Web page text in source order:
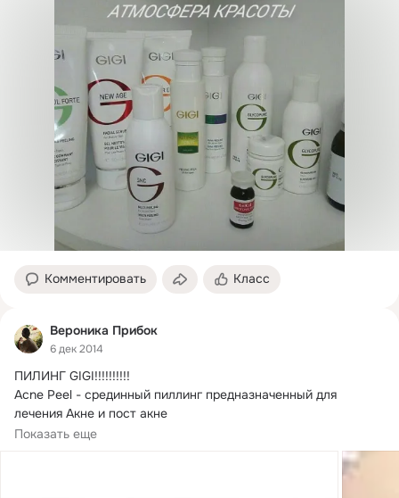
Комментировать Класс
Вероника Прибок
6 дек 2014
ПИЛИНГ GIGI!!!!!!!!!!
Acne Peel - срединный пиллинг предназначенный для
лечения Акне и пост акне
Состав:
Показать еще